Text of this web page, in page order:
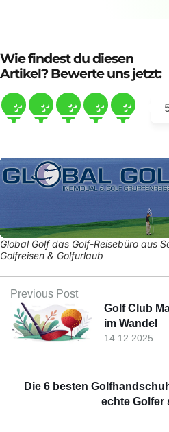
Wie findest du diesen
Artikel? Bewerte uns jetzt:
Global Golf das Golf-Reisebüro aus
Golfreisen & Golfurlaub
Previous Post
14.12.2025
Golf Club
im Wandel
Die 6 besten
echte Golfer